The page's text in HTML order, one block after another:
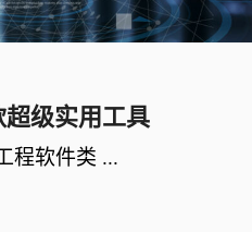
级实用工具
程软件类 ...